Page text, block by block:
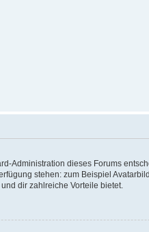
Administration dieses Forums
stehen: zum Beispiel
dir zahlreiche Vorteile bietet.